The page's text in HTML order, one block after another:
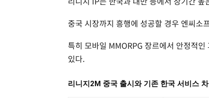
중국 시장까지 흥행에 성공할 경우 엔씨소
특히 모바일 MMORPG 장르에서 안정적
있다.
리니지2M 중국 출시와 기존 한국 서비스